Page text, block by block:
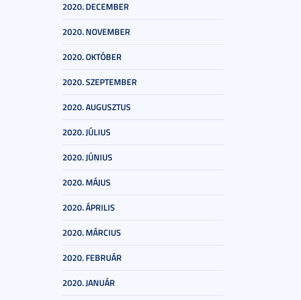
2020. DECEMBER
2020. NOVEMBER
2020. OKTÓBER
2020. SZEPTEMBER
2020. AUGUSZTUS
2020. JÚLIUS
2020. JÚNIUS
2020. MÁJUS
2020. ÁPRILIS
2020. MÁRCIUS
2020. FEBRUÁR
2020. JANUÁR